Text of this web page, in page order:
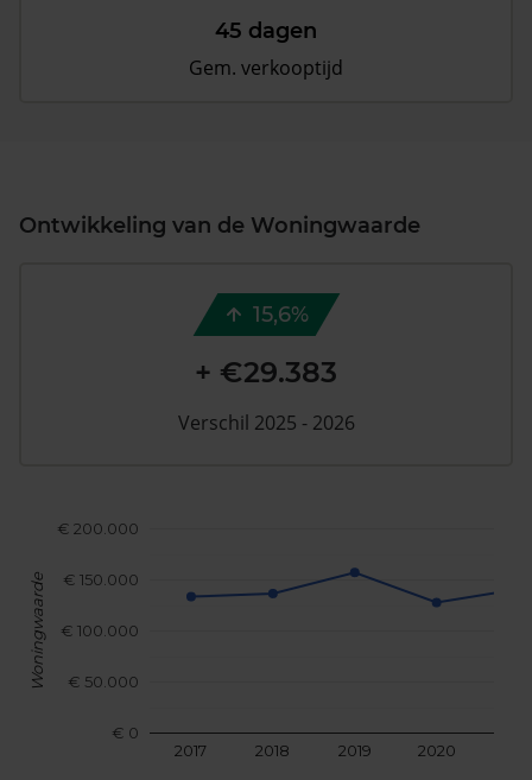
45 dagen
Gem. verkooptijd
Ontwikkeling van de Woningwaarde
2017 2018 2019 2020
€ 0
€ 50.000
€ 100.000
€ 150.000
€ 200.000
Woningwaarde
15,6%
+ €29.383
Verschil 2025 - 2026